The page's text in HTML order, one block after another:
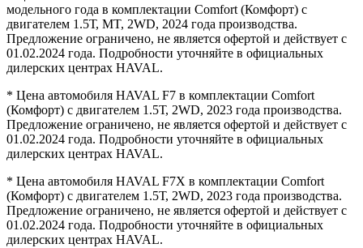
модельного года в комплектации Comfort (Комфорт) с
двигателем 1.5Т, MT, 2WD, 2024 года производства.
Предложение ограничено, не является офертой и действует с
01.02.2024 года. Подробности уточняйте в официальных
дилерских центрах HAVAL.
* Цена автомобиля HAVAL F7 в комплектации Comfort
(Комфорт) с двигателем 1.5Т, 2WD, 2023 года производства.
Предложение ограничено, не является офертой и действует с
01.02.2024 года. Подробности уточняйте в официальных
дилерских центрах HAVAL.
* Цена автомобиля HAVAL F7X в комплектации Comfort
(Комфорт) с двигателем 1.5Т, 2WD, 2023 года производства.
Предложение ограничено, не является офертой и действует с
01.02.2024 года. Подробности уточняйте в официальных
дилерских центрах HAVAL.